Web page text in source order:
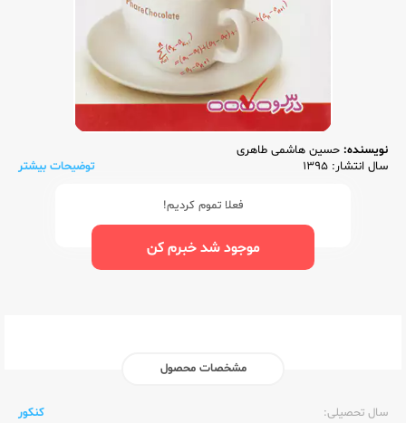
نویسنده: حسین هاشمی طاهری
سال انتشار: 1395
توضیحات بیشتر
فعلا تموم کردیم!
موجود شد خبرم کن
مشخصات محصول
سال تحصیلی:‌
کنکور